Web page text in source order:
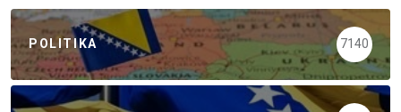
POLITIKA 7140